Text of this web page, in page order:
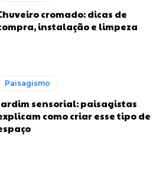
cromado: dicas de
instalação e limpeza
Paisagismo
sensorial: paisagistas
como criar esse tipo de